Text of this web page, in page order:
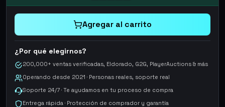
Agregar al carrito
¿Por qué elegirnos?
200,000+ ventas verificadas, Eldorado, G2G, PlayerAuctions & más
Operando desde 2021 · Personas reales, soporte real
Soporte 24/7 · Te ayudamos en tu proceso de compra
Entrega rápida · Protección de comprador y garantía